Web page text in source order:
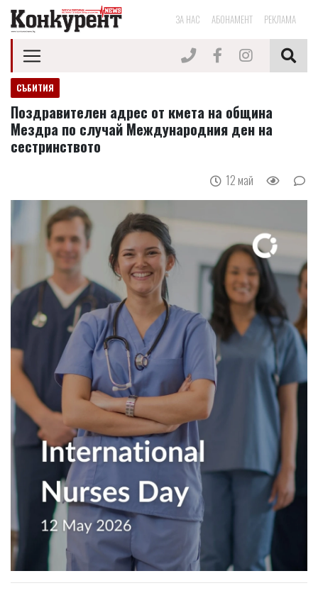
ЗА НАС АБОНАМЕНТ РЕКЛАМА
СЪБИТИЯ
Поздравителен адрес от кмета на община
Мездра по случай Международния ден на
сестринството
12 май